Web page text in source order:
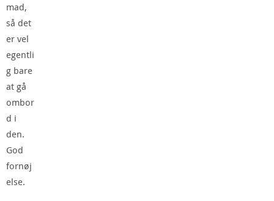
mad,
så det
er vel
egentli
g bare
at gå
ombor
d i
den.
God
fornøj
else.